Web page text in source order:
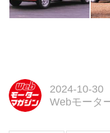
2024-10-30
Webモータ